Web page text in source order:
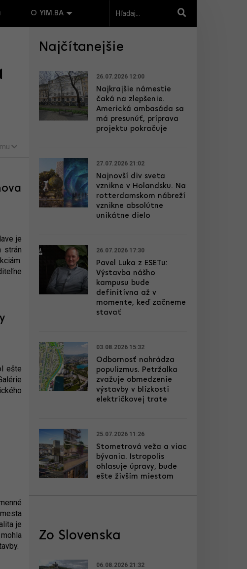
O YIM.BA
je
strán
ešte
je
Najčítanejšie
26.07.2026 12:00
Najkrajšie námestie
čaká na zlepšenie.
Americká ambasáda sa
má presunúť, príprava
projektu pokračuje
27.07.2026 21:02
Najnovší div sveta
vznikne v Holandsku. Na
rotterdamskom nábreží
vznikne absolútne
unikátne dielo
26.07.2026 17:30
Pavel Luka z ESETu:
Výstavba nášho
kampusu bude
definitívna až v
momente, keď začneme
stavať
03.08.2026 15:32
Odbornosť nahrádza
populizmus. Petržalka
zvažuje obmedzenie
výstavby v blízkosti
električkovej trate
25.07.2026 11:26
Stometrová veža a viac
bývania. Istropolis
ohlasuje úpravy, bude
ešte živším miestom
Zo Slovenska
06.08.2026 21:32